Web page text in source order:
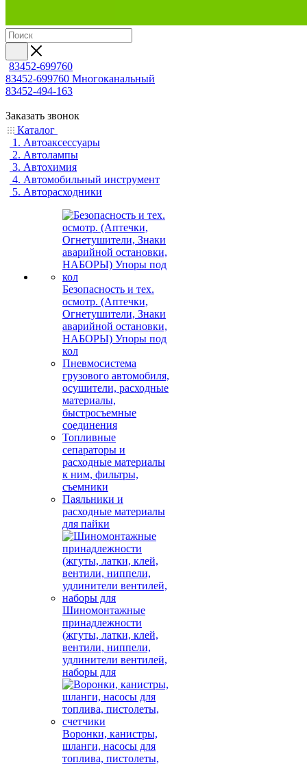
83452-699760
83452-699760 Многоканальный
83452-494-163
Заказать звонок
Каталог
1. Автоаксессуары
2. Автолампы
3. Автохимия
4. Автомобильный инструмент
5. Авторасходники
Безопасность и тех.
осмотр. (Аптечки,
Огнетушители, Знаки
аварийной остановки,
НАБОРЫ) Упоры под
кол
Пневмосистема
грузового автомобиля,
осушители, расходные
материалы,
быстросъемные
соединения
Топливные
сепараторы и
расходные материалы
к ним, фильтры,
съемники
Паяльники и
расходные материалы
для пайки
Шиномонтажные
принадлежности
(жгуты, латки, клей,
вентили, ниппели,
удлинители вентилей,
наборы для
Воронки, канистры,
шланги, насосы для
топлива, пистолеты,